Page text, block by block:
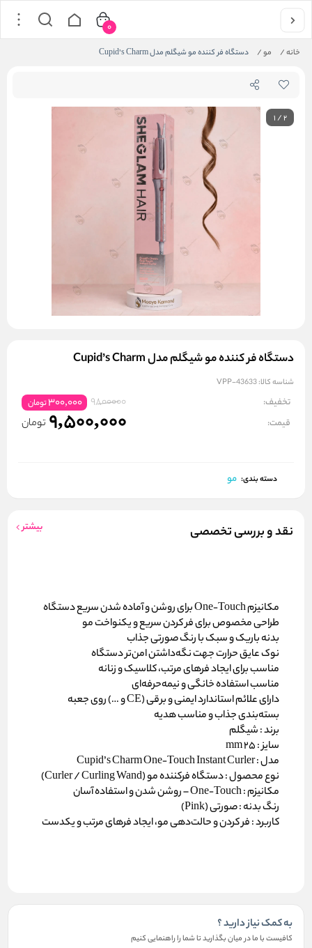
خانه/ مو/ دستگاه فر کننده مو شیگلم مدل Cupid’s Charm
0
1/2
دستگاه فر کننده مو شیگلم مدل Cupid’s Charm
شناسه کالا:VPP-43633
تخفیف: 9800000
300,000تومان
قیمت: 9,500,000 تومان
دسته بندی: مو
نقد و بررسی تخصصی بیشتر
مکانیزم One‑Touch
برای روشن و آماده شدن سریع دستگاه
طراحی مخصوص برایفر کردن سریع و یکنواخت مو
بدنه باریک و سبک با رنگصورتیجذاب
نوک عایق حرارت جهت نگه‌داشتن امن‌تر دستگاه
مناسب برای ایجاد فرهای مرتب، کلاسیک و زنانه
مناسب استفاده خانگی و نیمه‌حرفه‌ای
دارای علائم استاندارد ایمنی و برقی (CE و …) روی جعبه
بسته‌بندی جذاب و مناسب هدیه
برند :شیگلم
سایز : 25 mm
مدل :Cupid’s Charm One‑Touch Instant Curler
نوع محصول :دستگاه فرکننده مو (Curler / Curling Wand)
مکانیزم :
رنگ بدنه :صورتی (Pink)
کاربرد :فر کردن و حالت‌دهی مو، ایجاد فرهای مرتب و یکدست
به کمک نیاز دارید ؟
کافیست با ما در میان بگذارید تا شما را راهنمایی کنیم